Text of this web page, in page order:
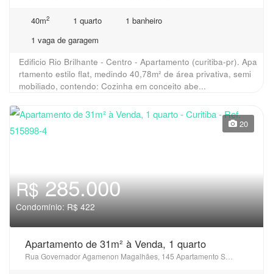
40m2 1 quarto
1 banheiro
1 vaga de garagem
Edificio Rio Brilhante - Centro - Apartamento (curitiba-pr). Apa
rtamento estilo flat, medindo 40,78m² de área privativa, semi
mobiliado, contendo: Cozinha em conceito abe...
20
R$285.000
Condomínio: R$ 422
Apartamento de 31m² à Venda, 1 quarto